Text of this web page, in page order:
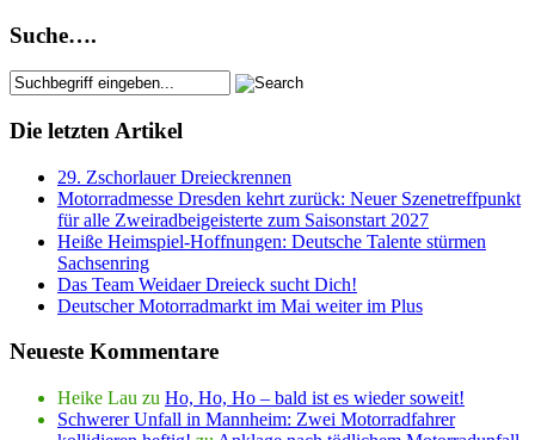
Suche….
Die letzten Artikel
29. Zschorlauer Dreieckrennen
Motorradmesse Dresden kehrt zurück: Neuer Szenetreffpunkt
für alle Zweiradbeigeisterte zum Saisonstart 2027
Heiße Heimspiel-Hoffnungen: Deutsche Talente stürmen
Sachsenring
Das Team Weidaer Dreieck sucht Dich!
Deutscher Motorradmarkt im Mai weiter im Plus
Neueste Kommentare
Heike Lau zu Ho, Ho, Ho – bald ist es wieder soweit!
Schwerer Unfall in Mannheim: Zwei Motorradfahrer